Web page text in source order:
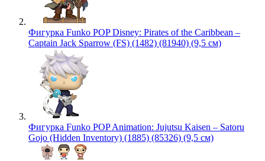
Фигурка Funko POP Disney: Pirates of the Caribbean –
Captain Jack Sparrow (FS) (1482) (81940) (9,5 см)
Фигурка Funko POP Animation: Jujutsu Kaisen – Satoru
Gojo (Hidden Inventory) (1885) (85326) (9,5 см)